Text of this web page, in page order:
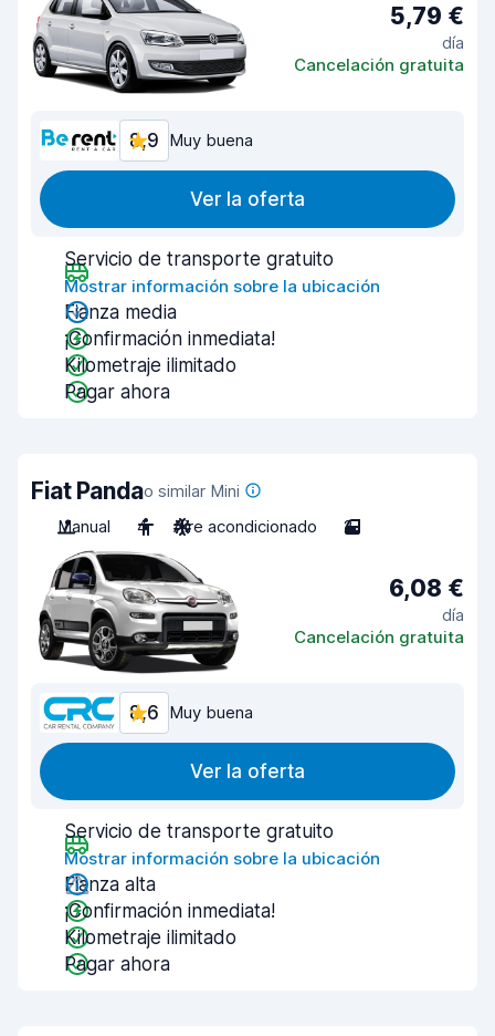
5,79 €
día
Cancelación gratuita
8,9 Muy buena
Ver la oferta
Servicio de transporte gratuito
Mostrar información sobre la ubicación
Fianza media
¡Confirmación inmediata!
Kilometraje ilimitado
Pagar ahora
Fiat Pandao similar Mini
Manual
4 Aire acondicionado 2
6,08 €
día
Cancelación gratuita
8,6 Muy buena
Ver la oferta
Servicio de transporte gratuito
Mostrar información sobre la ubicación
Fianza alta
¡Confirmación inmediata!
Kilometraje ilimitado
Pagar ahora